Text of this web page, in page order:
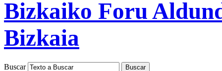
Bizkaiko Foru
Bizkaia
Buscar